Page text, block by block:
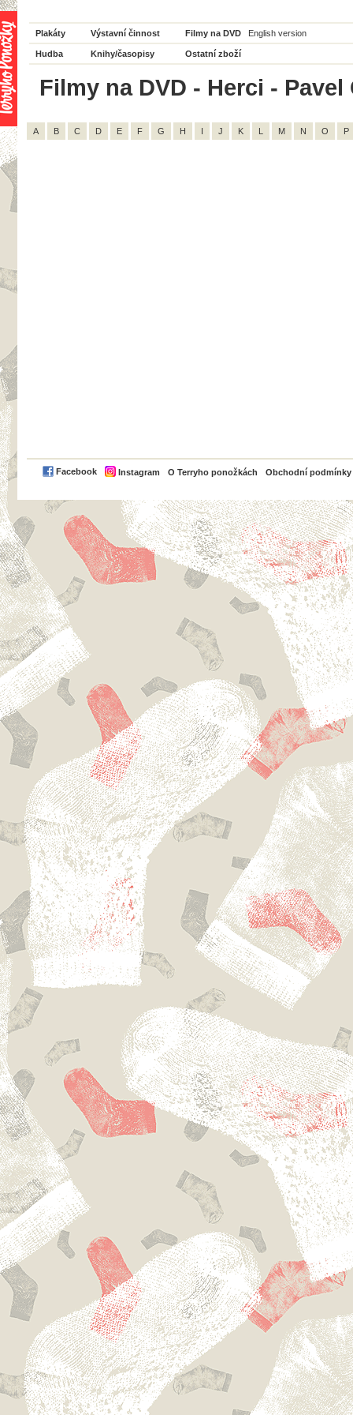
Plakáty Výstavní činnost Filmy na DVD English version
Hudba Knihy/časopisy Ostatní zboží
Filmy na DVD - Herci -
A B C D E F G H I J K L M N O P
Facebook Instagram O Terryho ponožkách Obchodní podmínky
PayPal